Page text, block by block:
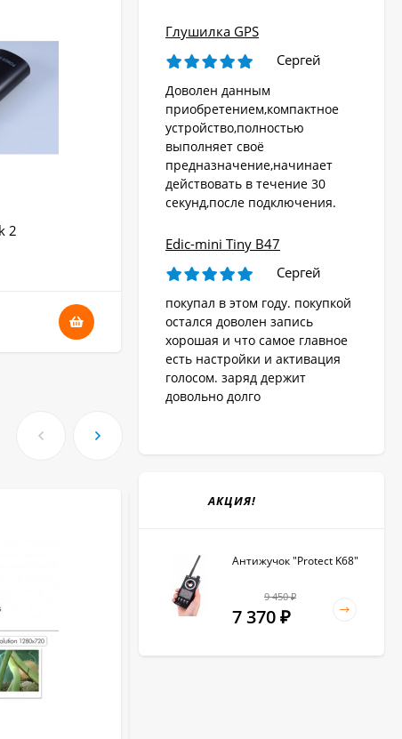
2
Глушилка GPS
Сергей
Доволен данным
приобретением,компактное
устройство,полностью
выполняет своё
предназначение,начинает
действовать в течение 30
секунд,после подключения.
Edic-mini Tiny B47
Сергей
покупал в этом году. покупкой
остался доволен запись
хорошая и что самое главное
есть настройки и активация
голосом. заряд держит
довольно долго
АКЦИЯ!
Антижучок "Protect K68"
9 450₽
7 370 ₽